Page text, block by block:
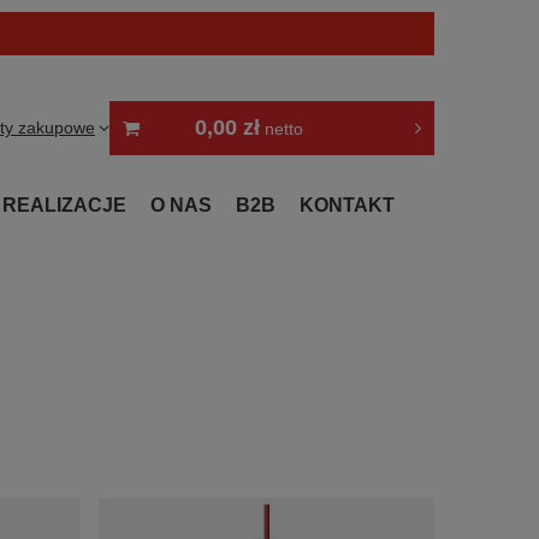
zakupowe 0,00 zł netto
REALIZACJE O NAS B2B KONTAKT